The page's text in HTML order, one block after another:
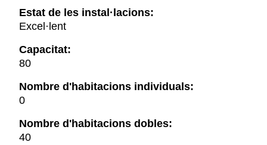
Estat de les instal·lacions:
Excel·lent
Capacitat:
80
Nombre d'habitacions individuals:
0
Nombre d'habitacions dobles:
40